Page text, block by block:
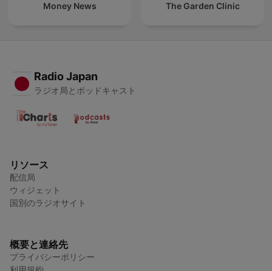
Money News The Garden Clinic
Radio Japan
ラジオ局とポッドキャスト
リソース
配信局
ウィジェット
国別のラジオサイト
概要と連絡先
プライバシーポリシー